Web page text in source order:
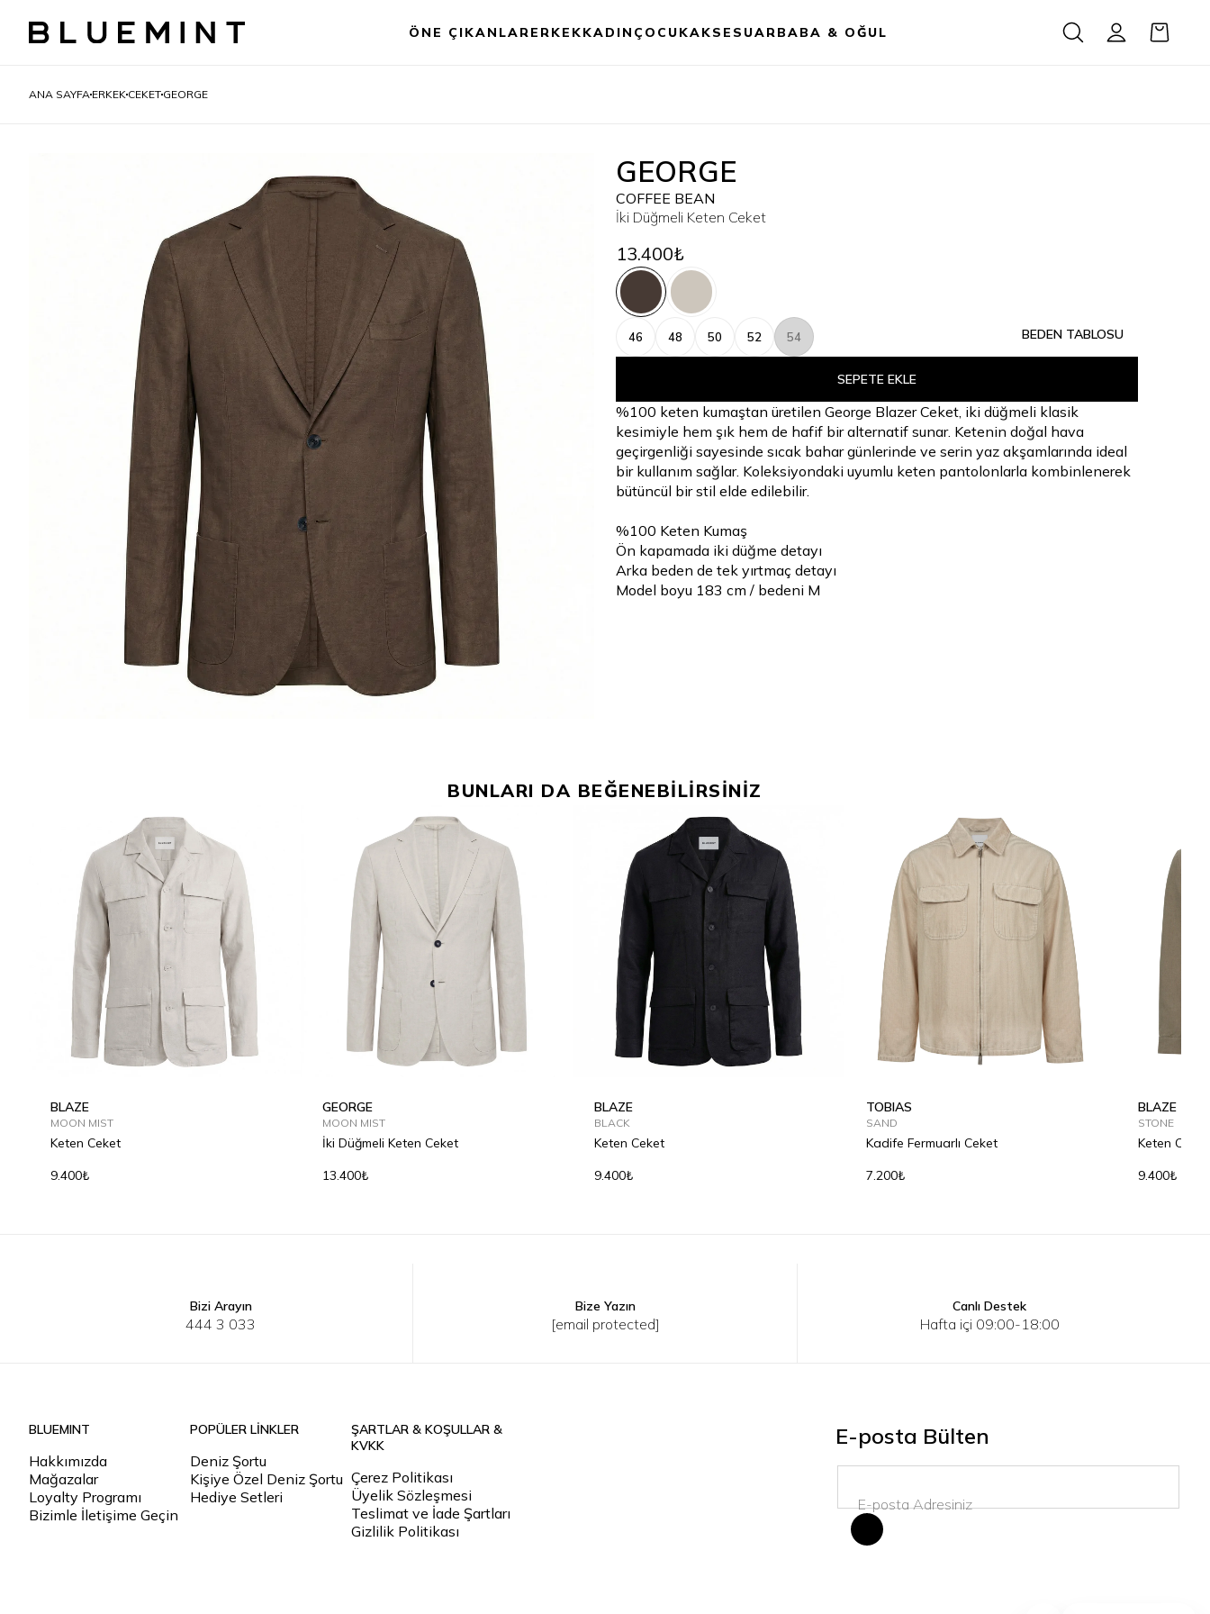
ÖNE ÇIKANLAR ERKEKKADIN ÇOCUKAKSESUAR BABA & OĞUL
ANA SAYFA ERKEK CEKET GEORGE
GEORGE
COFFEE BEAN
İki Düğmeli Keten Ceket
13.400₺
46 48 50 52 54 BEDEN TABLOSU
SEPETE EKLE
%100 keten kumaştan üretilen George Blazer Ceket, iki düğmeli klasik
kesimiyle hem şık hem de hafif bir alternatif sunar. Ketenin doğal hava
geçirgenliği sayesinde sıcak bahar günlerinde ve serin yaz akşamlarında ideal
bir kullanım sağlar. Koleksiyondaki uyumlu keten pantolonlarla kombinlenerek
bütüncül bir stil elde edilebilir.
%100 Keten Kumaş
Ön kapamada iki düğme detayı
Arka beden de tek yırtmaç detayı
Model boyu 183 cm / bedeni M
BUNLARI DA BEĞENEBİLİRSİNİZ
2XL
BLAZE
MOON MIST
Keten Ceket
9.400₺
GEORGE
MOON MIST
İki Düğmeli Keten Ceket
13.400₺
M
BLAZE
BLACK
Keten Ceket
9.400₺
L XL 2XL
TOBIAS
SAND
Kadife Fermuarlı Ceket
7.200₺
BLAZE
STONE
Keten Ceket
9.400₺
Bizi Arayın
444 3 033
Bize Yazın
[email protected]
Canlı Destek
Hafta içi 09:00-18:00
BLUEMINT
Hakkımızda
Mağazalar
Loyalty Programı
Bizimle İletişime Geçin
POPÜLER LİNKLER
Deniz Şortu
Kişiye Özel Deniz Şortu
Hediye Setleri
ŞARTLAR & KOŞULLAR &
KVKK
Çerez Politikası
Üyelik Sözleşmesi
Teslimat ve İade Şartları
Gizlilik Politikası
E-posta Bülten